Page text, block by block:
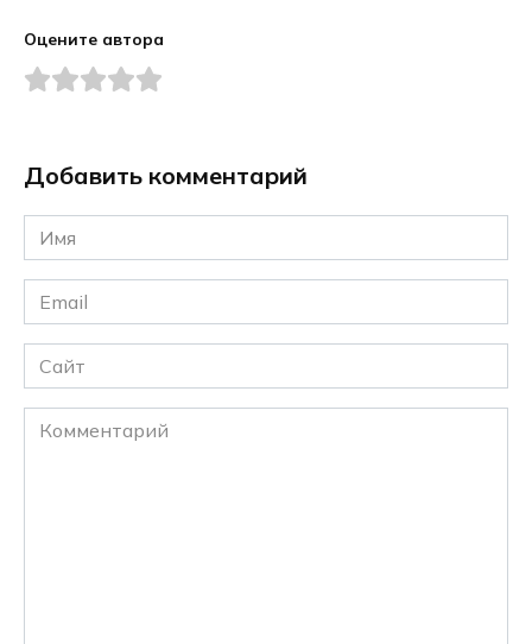
Оцените автора
Добавить комментарий
Имя
*
Email
*
Сайт
Комментарий